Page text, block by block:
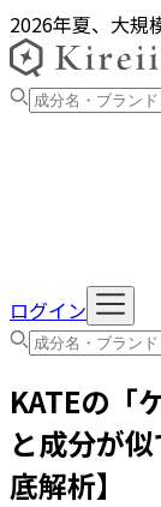
2026年夏、大規
ログイン
KATEの「
と成分が
底解析】